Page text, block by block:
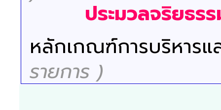
ประมวลจริยธร
หลักเกณฑ์การบริหาร
รายการ )